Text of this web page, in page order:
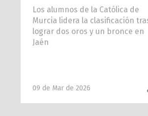
Los alumnos de la Católica de
Murcia lidera la clasificación
lograr dos oros y un bronce en
Jaén
09 de Mar de 2026